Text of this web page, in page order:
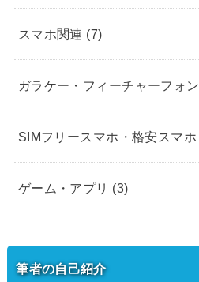
スマホ関連 (7)
ガラケー・フィーチャーフォン
SIMフリースマホ・格安スマホ
ゲーム・アプリ (3)
筆者の自己紹介